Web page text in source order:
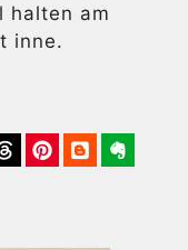
halten am
inne.